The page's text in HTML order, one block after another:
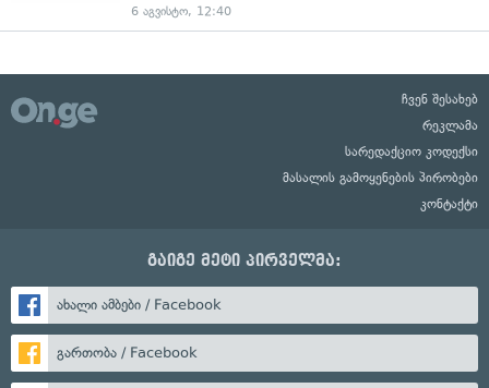
6 აგვისტო, 12:40
ჩვენ შესახებ
რეკლამა
სარედაქციო კოდექსი
მასალის გამოყენების პირობები
კონტაქტი
გაიგე მეტი პირველმა:
ახალი ამბები / Facebook
გართობა / Facebook